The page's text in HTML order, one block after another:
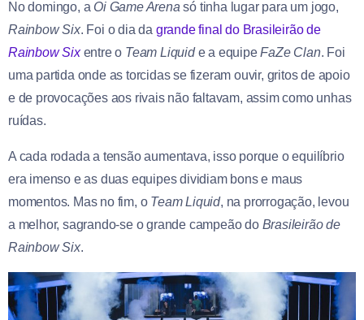
No domingo, a Oi Game Arena só tinha lugar para um jogo,
Rainbow Six. Foi o dia da grande final do Brasileirão de
Rainbow Sixentre o Team Liquide a equipeFaZe Clan. Foi
uma partida onde as torcidas se fizeram ouvir, gritos de apoio
e de provocações aos rivais não faltavam, assim como unhas
ruídas.
A cada rodada a tensão aumentava, isso porque o equilíbrio
era imenso e as duas equipes dividiam bons e maus
momentos. Mas no fim, o Team Liquid, na prorrogação, levou
a melhor, sagrando-se o grande campeão do Brasileirão de
Rainbow Six.